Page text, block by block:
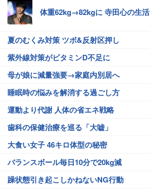
体重62kg→82kgに 寺田心の生活
夏のむくみ対策 ツボ&反射区押し
紫外線対策がビタミンD不足に
母が娘に減量強要→家庭内別居へ
睡眠時の悩みを解消する過ごし方
運動より代謝 人体の省エネ戦略
歯科の保健治療を巡る「大嘘」
大食い女子 46キロ体型の秘密
バランスボール毎日10分で20kg減
躁状態引き起こしかねないNG行動